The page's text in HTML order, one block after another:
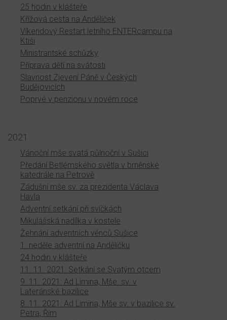
25 hodin v klášteře
Křížová cesta na Andělíček
Víkendový Restart letního ENTERcampu na
Ktiši
Ministrantské schůzky
Příprava dětí na svátosti
Slavnost Zjevení Páně v Českých
Budějovicích
Poprvé v penzionu v novém roce
2021
Vánoční mše svatá půlnoční v Sušici
Předání Betlémského světla v brněnské
katedrále na Petrově
Zádušní mše sv. za prezidenta Václava
Havla
Adventní setkání při svíčkách
Mikulášská nadílka v kostele
Žehnání adventních věnců Sušice
1. neděle adventní na Andělíčku
24 hodin v klášteře
11. 11. 2021: Setkání se Svatým otcem
9. 11. 2021: Ad Limina, Mše. sv. v
Lateránské bazilice
8. 11. 2021: Ad Limina, Mše sv. v bazilice sv.
Petra, Řím